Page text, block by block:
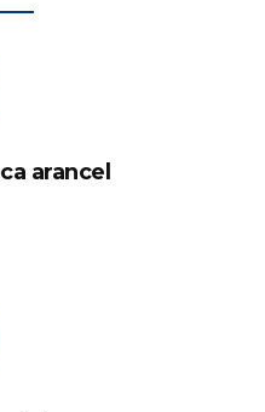
arancel